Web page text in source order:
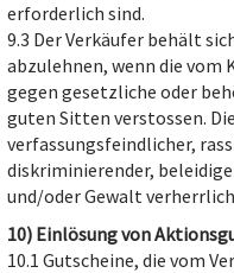
erforderlich sind.
9.3 Der Verkäufer behält
abzulehnen, wenn die vom
gegen gesetzliche oder
guten Sitten verstossen.
verfassungsfeindlicher,
diskriminierender,
und/oder Gewalt
10) Einlösung von
10.1 Gutscheine, die vom